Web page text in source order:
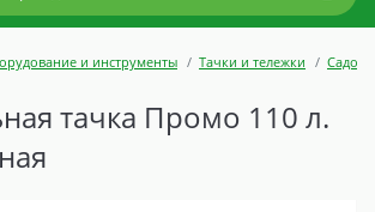
и инструменты Тачки и тележки
тачка Промо 110 л.